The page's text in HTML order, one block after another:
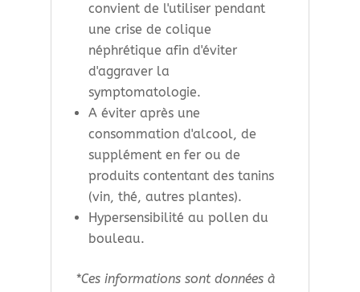
convient de l'utiliser pendant
une crise de colique
néphrétique afin d'éviter
d'aggraver la
symptomatologie.
A éviter après une
consommation d'alcool, de
supplément en fer ou de
produits contentant des tanins
(vin, thé, autres plantes).
Hypersensibilité au pollen du
bouleau.
*Ces informations sont données à